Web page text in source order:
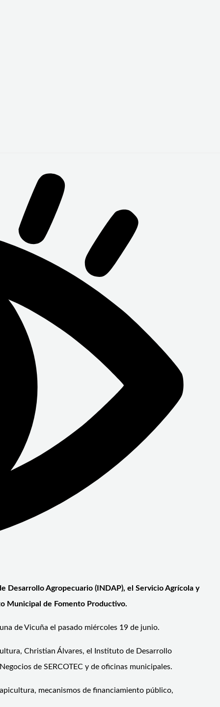
Desarrollo Agropecuario (INDAP), el Servicio Agrícola y
Municipal de Fomento Productivo.
de Vicuña el pasado miércoles 19 de junio.
Christian Álvares, el Instituto de Desarrollo
de SERCOTEC y de oficinas municipales.
mecanismos de financiamiento público,